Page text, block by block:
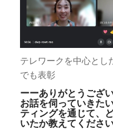
テレワークを中心と
でも表彰
ーーありがとうござ
お話を伺っていきた
ティングを通じて、
いたか教えてください